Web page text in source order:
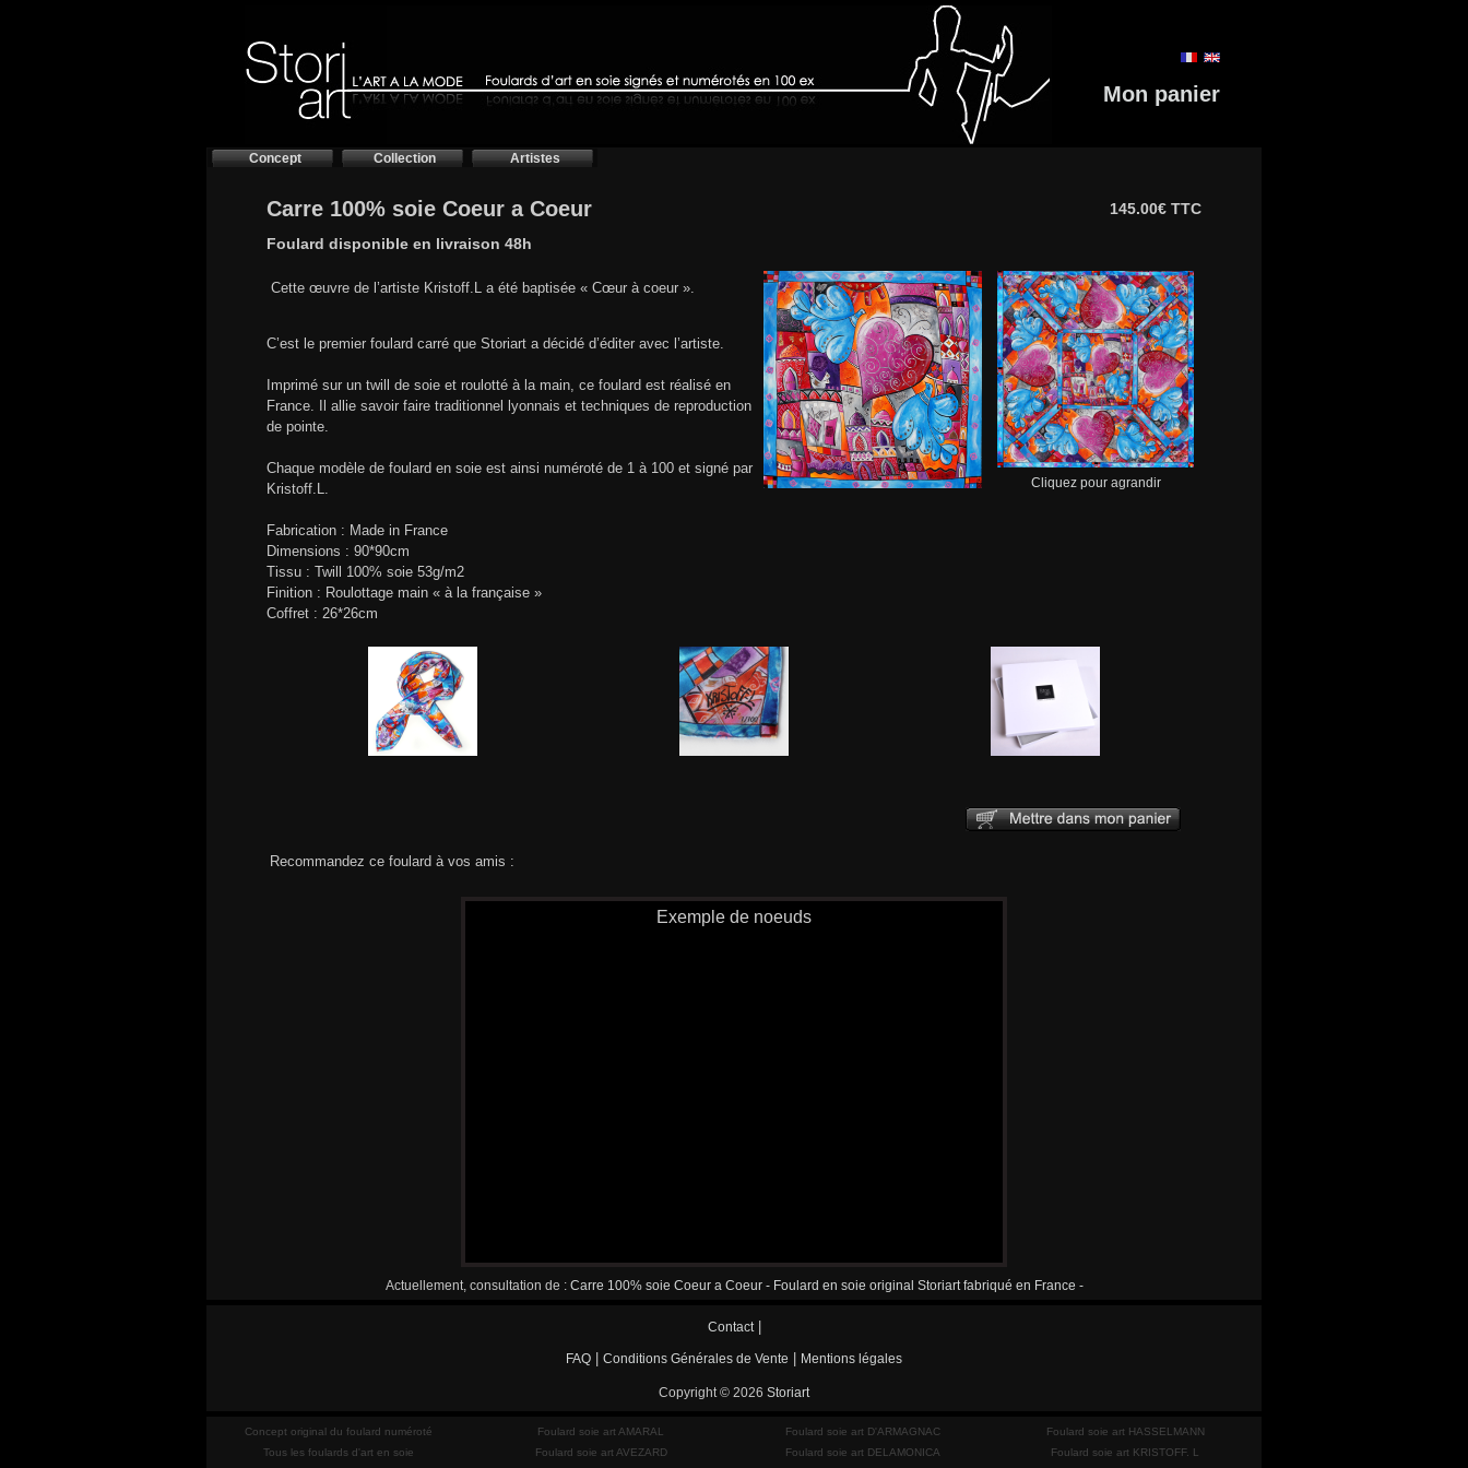
Mon panier
Concept Collection Artistes
Carre 100% soie Coeur a Coeur
145.00€ TTC
Foulard disponible en livraison 48h
Cliquez pour agrandir
Cette œuvre de l’artiste Kristoff.L a été baptisée « Cœur à coeur ».
C’est le premier foulard carré que Storiart a décidé d’éditer avec l’artiste.
Imprimé sur un twill de soie et roulotté à la main, ce foulard est réalisé en
France. Il allie savoir faire traditionnel lyonnais et techniques de reproduction
de pointe.
Chaque modèle de foulard en soie est ainsi numéroté de 1 à 100 et signé par
Kristoff.L.
Fabrication : Made in France
Dimensions : 90*90cm
Tissu : Twill 100% soie 53g/m2
Finition : Roulottage main « à la française »
Coffret : 26*26cm
Recommandez ce foulard à vos amis :
Exemple de noeuds
Actuellement, consultation de : Carre 100% soie Coeur a Coeur - Foulard en soie original Storiart fabriqué en France -
Contact|
FAQ Conditions Générales de Vente Mentions légales
Copyright © 2026 Storiart
Concept original du foulard numéroté
Tous les foulards d'art en soie
Foulard soie art AMARAL
Foulard soie art AVEZARD
Foulard soie art D'ARMAGNAC
Foulard soie art DELAMONICA
Foulard soie art HASSELMANN
Foulard soie art KRISTOFF. L